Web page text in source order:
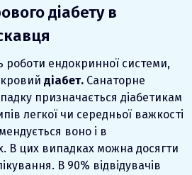
діабету в
роботи ендокринної системи,
діабет. Санаторне
призначається діабетикам
легкої чи середньої важкості
воно і в
В цих випадках можна досягти
В 90% відвідувачів